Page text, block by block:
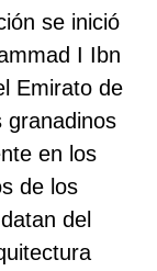
se inició
I Ibn
Emirato de
granadinos
en los
de los
del